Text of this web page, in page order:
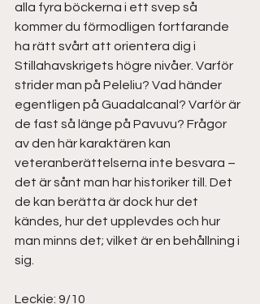
alla fyra böckerna i ett svep så
kommer du förmodligen fortfarande
ha rätt svårt att orientera dig i
Stillahavskrigets högre nivåer. Varför
strider man på Peleliu? Vad händer
egentligen på Guadalcanal? Varför är
de fast så länge på Pavuvu? Frågor
av den här karaktären kan
veteranberättelserna inte besvara –
det är sånt man har historiker till. Det
de kan berätta är dock hur det
kändes, hur det upplevdes och hur
man minns det; vilket är en behållning i
sig.
Leckie: 9/10